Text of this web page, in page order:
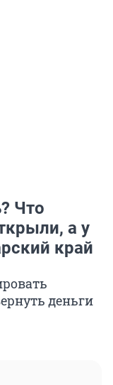
Что
а у
край
деньги